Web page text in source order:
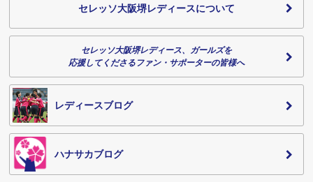
セレッソ大阪堺レディースについて
セレッソ大阪堺レディース、ガールズを
応援してくださるファン・サポーターの皆様へ
レディースブログ
ハナサカブログ